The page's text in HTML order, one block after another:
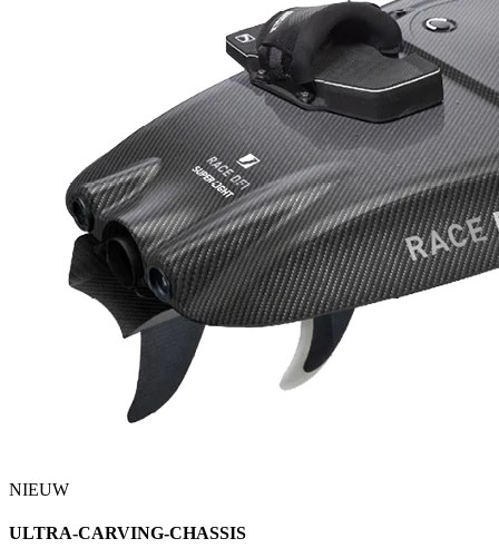
NIEUW
ULTRA-CARVING-CHASSIS